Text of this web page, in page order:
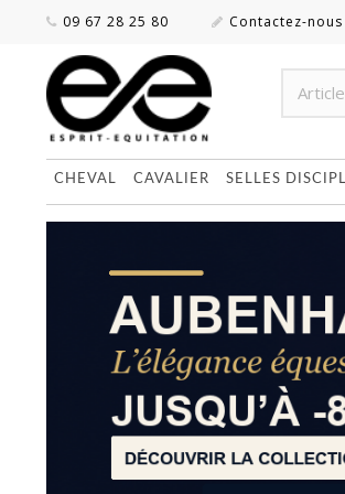
09 67 28 25 80 Contactez-nous
CHEVAL CAVALIER SELLES